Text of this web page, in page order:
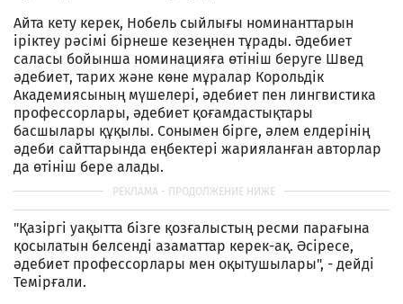
Айта кету керек, Нобель сыйлығы номинанттарын
іріктеу рәсімі бірнеше кезеңнен тұрады. Әдебиет
саласы бойынша номинацияға өтініш беруге Швед
әдебиет, тарих және көне мұралар Корольдік
Академиясының мүшелері, әдебиет пен лингвистика
профессорлары, әдебиет қоғамдастықтары
басшылары құқылы. Сонымен бірге, әлем елдерінің
әдеби сайттарында еңбектері жарияланған авторлар
да өтініш бере алады.
"Қазіргі уақытта бізге қозғалыстың ресми парағына
қосылатын белсенді азаматтар керек-ақ. Әсіресе,
әдебиет профессорлары мен оқытушылары", - дейді
Темірғали.